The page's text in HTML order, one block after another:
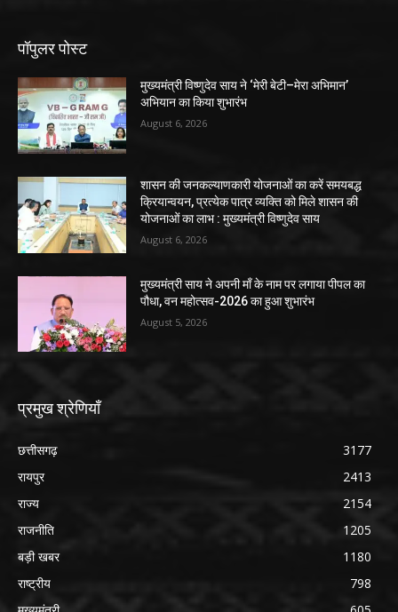
पॉपुलर पोस्ट
मुख्यमंत्री विष्णुदेव साय ने ‘मेरी बेटी–मेरा अभिमान’
अभियान का किया शुभारंभ
August 6, 2026
शासन की जनकल्याणकारी योजनाओं का करें समयबद्ध
क्रियान्वयन, प्रत्येक पात्र व्यक्ति को मिले शासन की
योजनाओं का लाभ : मुख्यमंत्री विष्णुदेव साय
August 6, 2026
मुख्यमंत्री साय ने अपनी माँ के नाम पर लगाया पीपल का
पौधा, वन महोत्सव-2026 का हुआ शुभारंभ
August 5, 2026
प्रमुख श्रेणियाँ
छत्तीसगढ़
3177
रायपुर
2413
राज्य
2154
राजनीति
1205
बड़ी खबर
1180
राष्ट्रीय
798